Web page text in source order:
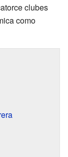
clubes
como